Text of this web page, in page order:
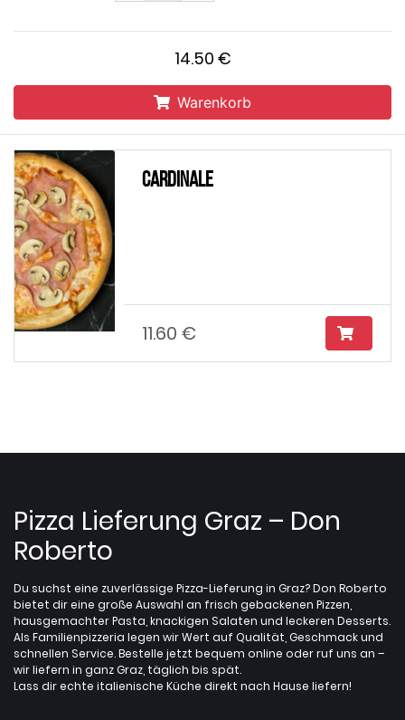
14.50 €
Warenkorb
Cardinale
11.60 €
Pizza Lieferung Graz – Don
Roberto
Du suchst eine zuverlässige Pizza-Lieferung in Graz? Don Roberto
bietet dir eine große Auswahl an frisch gebackenen Pizzen,
hausgemachter Pasta, knackigen Salaten und leckeren Desserts.
Als Familienpizzeria legen wir Wert auf Qualität, Geschmack und
schnellen Service. Bestelle jetzt bequem online oder ruf uns an –
wir liefern in ganz Graz, täglich bis spät.
Lass dir echte italienische Küche direkt nach Hause liefern!